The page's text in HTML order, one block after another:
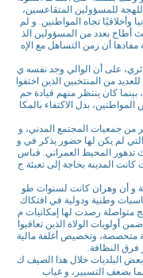
للمسؤولين المتقاعسين،
وأخلاقيًا تجاه المواطنين. و لم
أطاح بعدد من المسؤولين الذ
أن زمن التساهل مع الإه
على أن الوالي وجد نفسه ي
من المنتخبين الذين اختفوا
بينما كان ينتظر منهم قيادة حم
بدل الاكتفاء بالمكا
من جمعيات المجتمع المدني، و
لم يكن لها حضور يذكر في و
المحيط العمراني. فباس
المدينة بحاجة إلى تعبئة ج
و أن وهران كانت لسنوات طو
وطنية ودولية في افتكاك
متواصلة رصدت لها إمكانيات م
أولويات الولاة الذين تعاقبوا
متخصصة، وتخصيص أغلفة مالية
فرق النظافة.
بعض البلديات خلال هذا الصيف ك
بضعف التسيير، و غياب